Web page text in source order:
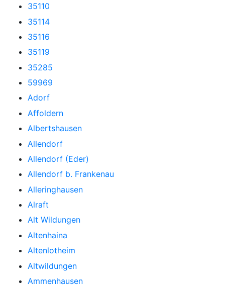
35110
35114
35116
35119
35285
59969
Adorf
Affoldern
Albertshausen
Allendorf
Allendorf (Eder)
Allendorf b. Frankenau
Alleringhausen
Alraft
Alt Wildungen
Altenhaina
Altenlotheim
Altwildungen
Ammenhausen